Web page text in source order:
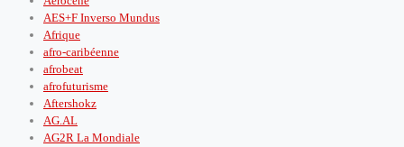
AES+F Inverso Mundus
Afrique
afro-caribéenne
afrobeat
afrofuturisme
Aftershokz
AG.AL
AG2R La Mondiale